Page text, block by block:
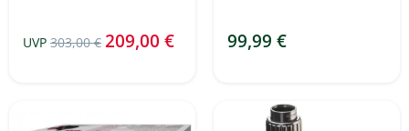
UVP 303,00 € 209,00 € 99,99 €